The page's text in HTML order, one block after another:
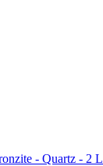
- Quartz - 2 L